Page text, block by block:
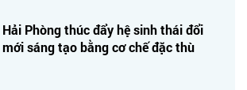
Hải Phòng thúc đẩy hệ sinh thái đổi
mới sáng tạo bằng cơ chế đặc thù